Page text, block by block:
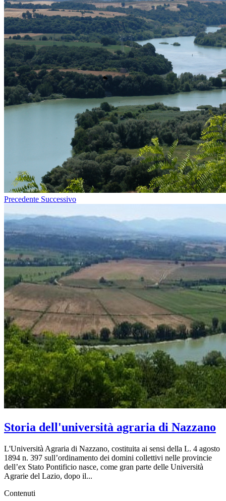
Precedente Successivo
Storia dell'università agraria di Nazzano
L'Università Agraria di Nazzano, costituita ai sensi della L. 4 agosto
1894 n. 397 sull’ordinamento dei domini collettivi nelle provincie
dell’ex Stato Pontificio nasce, come gran parte delle Università
Agrarie del Lazio, dopo il...
Contenuti